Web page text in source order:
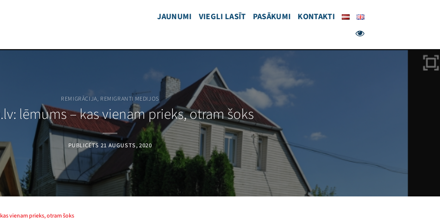
JAUNUMI VIEGLI LASĪT PASĀKUMI KONTAKTI
REMIGRĀCIJA, REMIGRANTI MEDIJOS
lēmums – kas vienam prieks, otram šoks
PUBLICĒTS 21 AUGUSTS, 2020
vienam prieks, otram šoks